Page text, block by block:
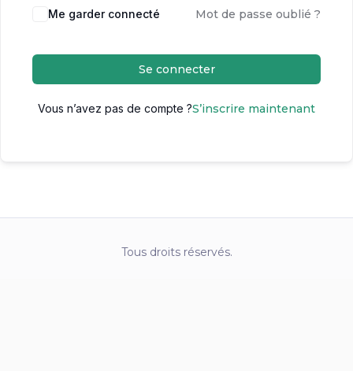
Me garder connecté Mot de passe oublié ?
Se connecter
Vous n’avez pas de compte ?S’inscrire maintenant
Tous droits réservés.